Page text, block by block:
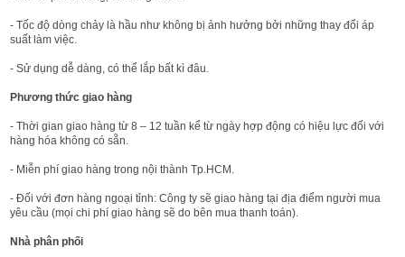
- Tốc độ dòng chảy là hầu như không bị ảnh hưởng bởi những thay đổi áp
suất làm việc.
- Sử dụng dễ dàng, có thể lắp bất kì đâu.
Phương thức giao hàng
- Thời gian giao hàng từ 8 – 12 tuần kể từ ngày hợp động có hiệu lực đối với
hàng hóa không có sẵn.
- Miễn phí giao hàng trong nội thành Tp.HCM.
- Đối với đơn hàng ngoại tỉnh: Công ty sẽ giao hàng tại địa điểm người mua
yêu cầu (mọi chi phí giao hàng sẽ do bên mua thanh toán).
Nhà phân phối